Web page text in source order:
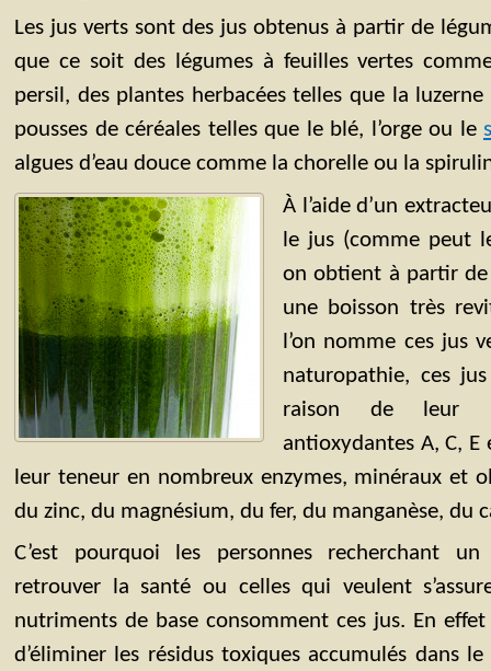
Les jus verts sont des jus obtenus à partir de
que ce soit des légumes à feuilles vertes
persil, des plantes herbacées telles que la
pousses de céréales telles que le blé, l’orge ou le
algues d’eau douce comme la chorelle ou la
À l’aide d’un
le jus (comme peut
on obtient à partir de
une boisson très
l’on nomme ces jus
naturopathie, ces
raison de leur
antioxydantes A, C,
leur teneur en nombreux enzymes, minéraux et
du zinc, du magnésium, du fer, du manganèse, du
C’est pourquoi les personnes recherchant
retrouver la santé ou celles qui veulent
nutriments de base consomment ces jus. En
d’éliminer les résidus toxiques accumulés dans